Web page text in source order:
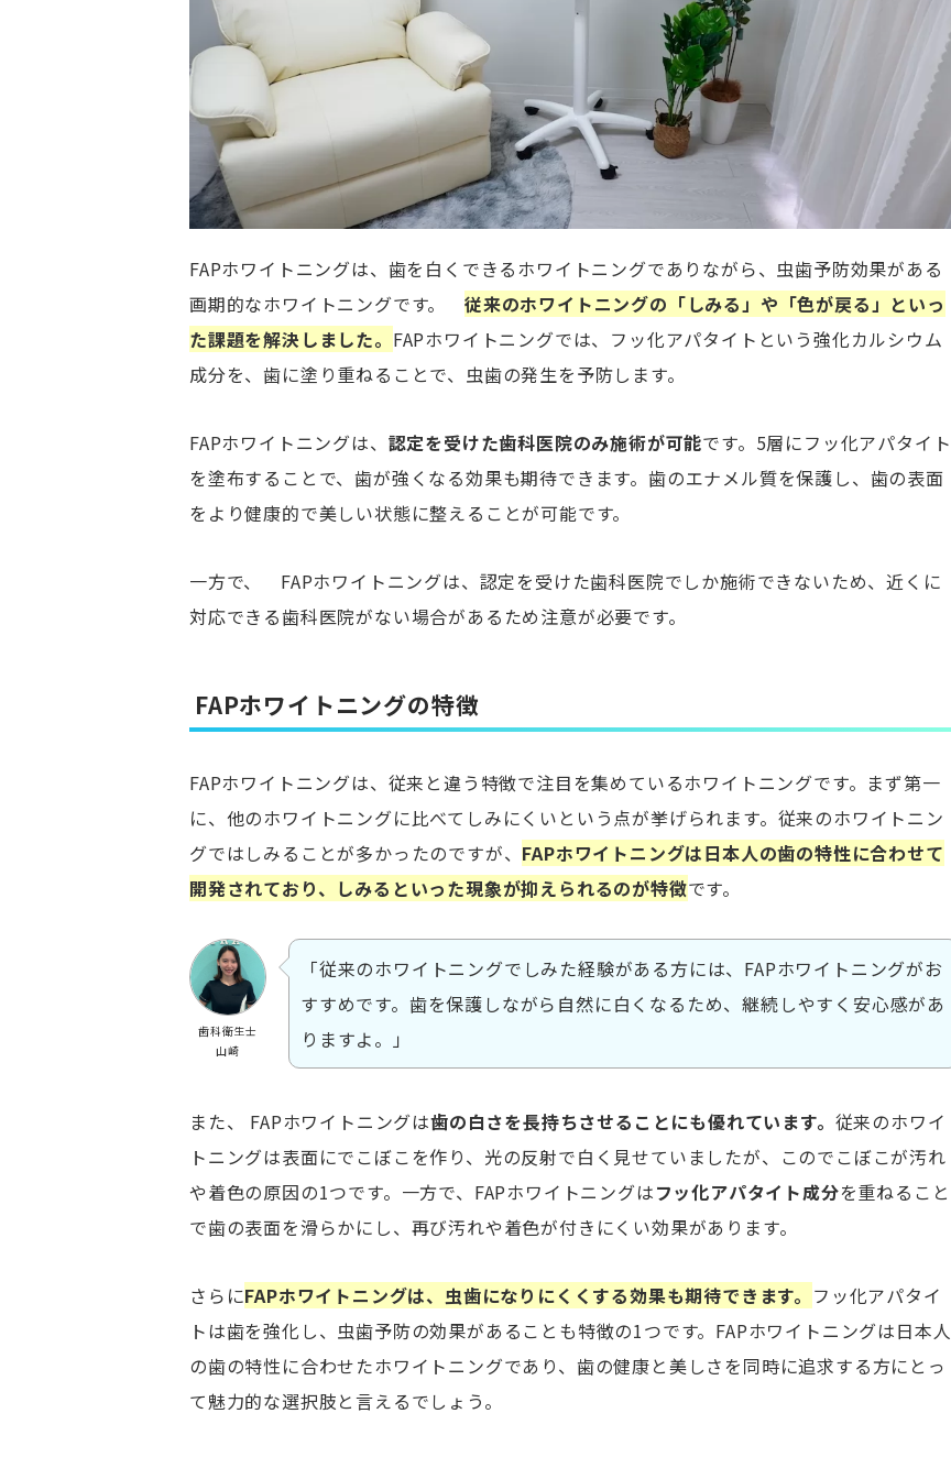
FAPホワイトニングは、歯を白くできるホワイトニングでありながら、虫歯予防効果がある
画期的なホワイトニングです。 従来のホワイトニングの「しみる」や「色が戻る」といっ
た課題を解決しました。 FAPホワイトニングでは、フッ化アパタイトという強化カルシウム
成分を、歯に塗り重ねることで、虫歯の発生を予防します。
FAPホワイトニングは、 認定を受けた歯科医院のみ施術が可能です。5層にフッ化アパタイト
を塗布することで、歯が強くなる効果も期待できます。歯のエナメル質を保護し、歯の表面
をより健康的で美しい状態に整えることが可能です。
一方で、 FAPホワイトニングは、認定を受けた歯科医院でしか施術できないため、近くに
対応できる歯科医院がない場合があるため注意が必要です。
FAPホワイトニングの特徴
FAPホワイトニングは、従来と違う特徴で注目を集めているホワイトニングです。まず第一
に、他のホワイトニングに比べてしみにくいという点が挙げられます。従来のホワイトニン
グではしみることが多かったのですが、 FAPホワイトニングは日本人の歯の特性に合わせて
開発されており、しみるといった現象が抑えられるのが特徴です。
歯科衛生士
山崎
「従来のホワイトニングでしみた経験がある方には、FAPホワイトニングがお
すすめです。歯を保護しながら自然に白くなるため、継続しやすく安心感があ
りますよ。」
また、 FAPホワイトニングは歯の白さを長持ちさせることにも優れています。 従来のホワイ
トニングは表面にでこぼこを作り、光の反射で白く見せていましたが、このでこぼこが汚れ
や着色の原因の1つです。一方で、FAPホワイトニングはフッ化アパタイト成分を重ねること
で歯の表面を滑らかにし、再び汚れや着色が付きにくい効果があります。
さらにFAPホワイトニングは、虫歯になりにくくする効果も期待できます。 フッ化アパタイ
トは歯を強化し、虫歯予防の効果があることも特徴の1つです。FAPホワイトニングは日本人
の歯の特性に合わせたホワイトニングであり、歯の健康と美しさを同時に追求する方にとっ
て魅力的な選択肢と言えるでしょう。